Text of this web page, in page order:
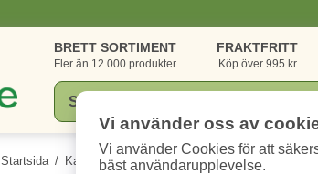
BRETT SORTIMENT
Fler än 12 000 produkter
FRAKTFRITT
Köp över 995 kr
Startsida / Kategorier / Kontorsvaror / Sortering &
Vi använder oss av
Vi använder Cookies för att
bäst användarupplevelse.